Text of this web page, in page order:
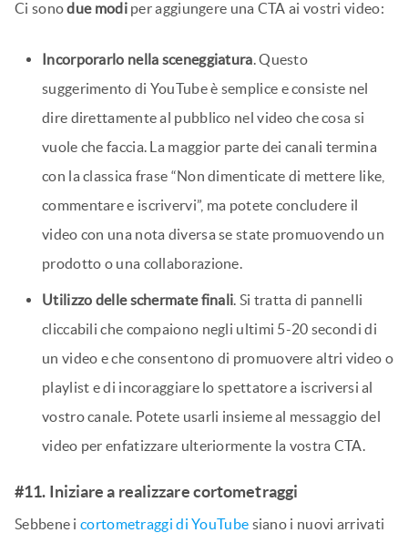
Ci sonodue modiper aggiungere una CTA ai vostri video:
Incorporarlo nella sceneggiatura. Questo
suggerimento di YouTube è semplice e consiste nel
dire direttamente al pubblico nel video che cosa si
vuole che faccia. La maggior parte dei canali termina
con la classica frase “Non dimenticate di mettere like,
commentare e iscrivervi”, ma potete concludere il
video con una nota diversa se state promuovendo un
prodotto o una collaborazione.
Utilizzo delle schermate finali. Si tratta di pannelli
cliccabili che compaiono negli ultimi 5-20 secondi di
un video e che consentono di promuovere altri video o
playlist e di incoraggiare lo spettatore a iscriversi al
vostro canale. Potete usarli insieme al messaggio del
video per enfatizzare ulteriormente la vostra CTA.
#11. Iniziare a realizzare cortometraggi
Sebbene icortometraggi di YouTube siano i nuovi arrivati